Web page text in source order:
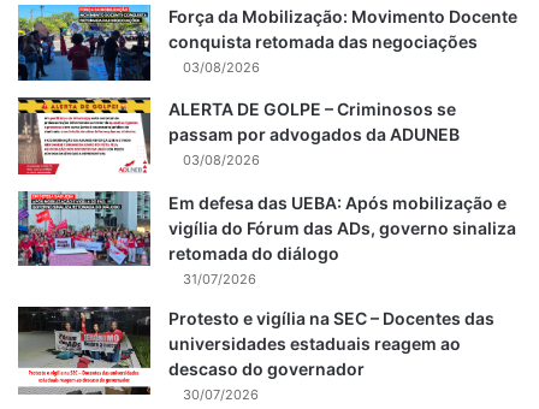
Força da Mobilização: Movimento Docente
conquista retomada das negociações
03/08/2026
ALERTA DE GOLPE – Criminosos se
passam por advogados da ADUNEB
03/08/2026
Em defesa das UEBA: Após mobilização e
vigília do Fórum das ADs, governo sinaliza
retomada do diálogo
31/07/2026
Protesto e vigília na SEC – Docentes das
universidades estaduais reagem ao
descaso do governador
30/07/2026